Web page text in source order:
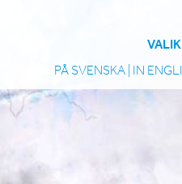
PÅ SVENSKA IN